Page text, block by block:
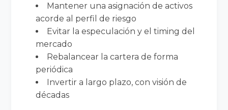
Mantener una asignación de activos
acorde al perfil de riesgo
Evitar la especulación y el timing del
mercado
Rebalancear la cartera de forma
periódica
Invertir a largo plazo, con visión de
décadas